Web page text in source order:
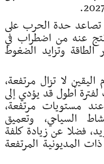
تصاعد حدة الحرب على
عنه من اضطراب في
الطاقة وتزايد الضغوط
لا تزال مرتفعة،
أطول قد يؤدي إلى
مستويات مرتفعة،
السياحي، وتعميق
فضلا عن زيادة كلفة
المديونية المرتفعة